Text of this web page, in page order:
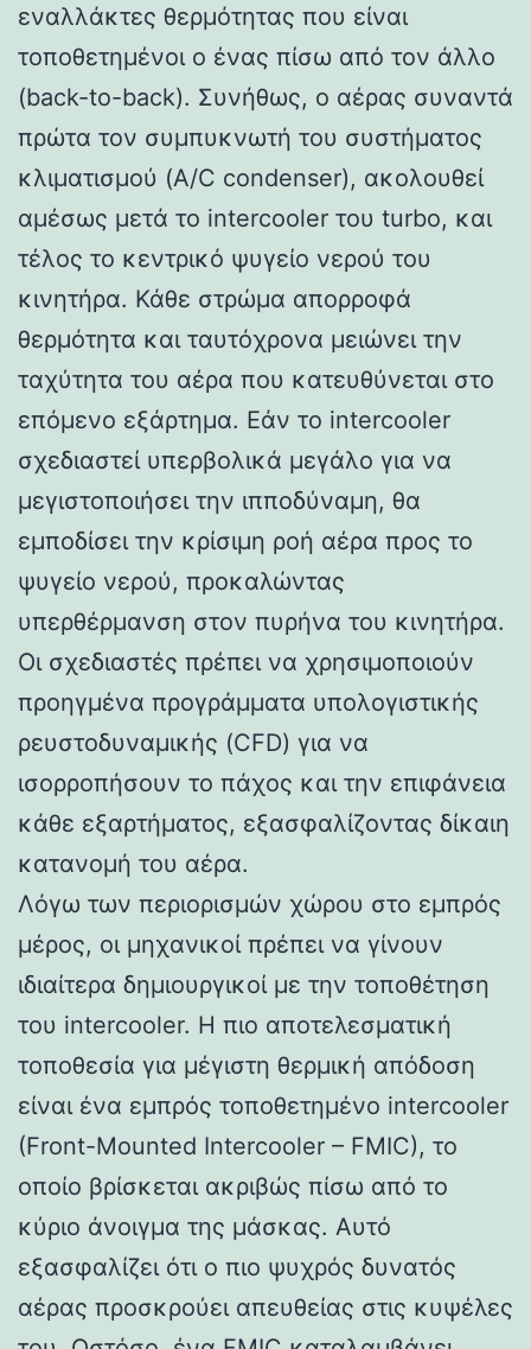
εναλλάκτες θερμότητας που είναι
τοποθετημένοι ο ένας πίσω από τον άλλο
(back-to-back). Συνήθως, ο αέρας συναντά
πρώτα τον συμπυκνωτή του συστήματος
κλιματισμού (A/C condenser), ακολουθεί
αμέσως μετά το intercooler του turbo, και
τέλος το κεντρικό ψυγείο νερού του
κινητήρα. Κάθε στρώμα απορροφά
θερμότητα και ταυτόχρονα μειώνει την
ταχύτητα του αέρα που κατευθύνεται στο
επόμενο εξάρτημα. Εάν το intercooler
σχεδιαστεί υπερβολικά μεγάλο για να
μεγιστοποιήσει την ιπποδύναμη, θα
εμποδίσει την κρίσιμη ροή αέρα προς το
ψυγείο νερού, προκαλώντας
υπερθέρμανση στον πυρήνα του κινητήρα.
Οι σχεδιαστές πρέπει να χρησιμοποιούν
προηγμένα προγράμματα υπολογιστικής
ρευστοδυναμικής (CFD) για να
ισορροπήσουν το πάχος και την επιφάνεια
κάθε εξαρτήματος, εξασφαλίζοντας δίκαιη
κατανομή του αέρα.
Λόγω των περιορισμών χώρου στο εμπρός
μέρος, οι μηχανικοί πρέπει να γίνουν
ιδιαίτερα δημιουργικοί με την τοποθέτηση
του intercooler. Η πιο αποτελεσματική
τοποθεσία για μέγιστη θερμική απόδοση
είναι ένα εμπρός τοποθετημένο intercooler
(Front-Mounted Intercooler – FMIC), το
οποίο βρίσκεται ακριβώς πίσω από το
κύριο άνοιγμα της μάσκας. Αυτό
εξασφαλίζει ότι ο πιο ψυχρός δυνατός
αέρας προσκρούει απευθείας στις κυψέλες